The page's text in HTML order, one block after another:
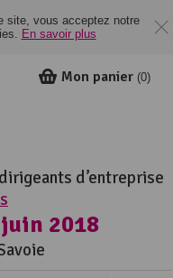
site, vous acceptez notre
En savoir plus
d’entreprise
2018
Mon panier (0)